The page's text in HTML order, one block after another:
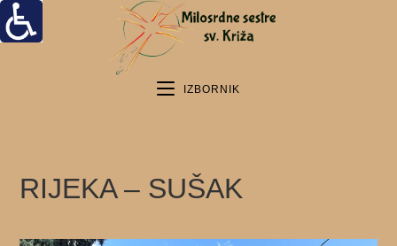
IZBORNIK
RIJEKA – SUŠAK